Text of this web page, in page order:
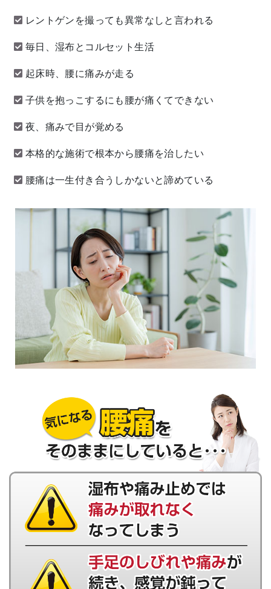
レントゲンを撮っても異常なしと言われる
毎日、湿布とコルセット生活
起床時、腰に痛みが走る
子供を抱っこするにも腰が痛くてできない
夜、痛みで目が覚める
本格的な施術で根本から腰痛を治したい
腰痛は一生付き合うしかないと諦めている